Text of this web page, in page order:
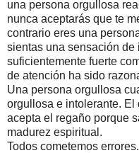
una persona orgullosa
nunca aceptarás que te
contrario eres una
sientas una sensación
suficientemente fuerte
de atención ha sido
Una persona orgullosa
orgullosa e intolerante. El
acepta el regaño porque
madurez espiritual.
Todos cometemos